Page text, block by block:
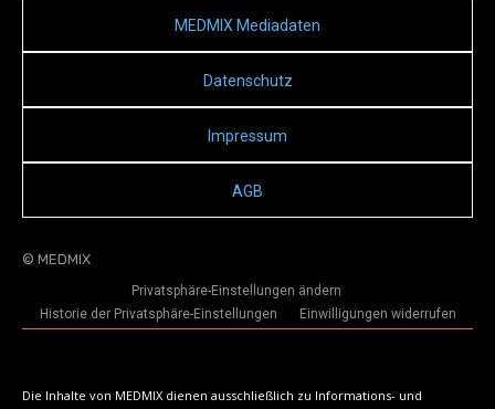
MEDMIX Mediadaten
Datenschutz
Impressum
AGB
© MEDMIX
Privatsphäre-Einstellungen ändern
Historie der Privatsphäre-Einstellungen
Einwilligungen widerrufen
Die Inhalte von MEDMIX dienen ausschließlich zu Informations- und